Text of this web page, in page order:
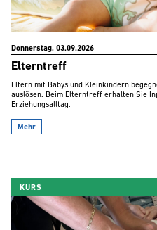
Donnerstag, 03.09.2026
Elterntreff
Eltern mit Babys und Kleinkindern
auslösen. Beim Elterntreff erhalten Sie
Erziehungsalltag.
Mehr
KURS